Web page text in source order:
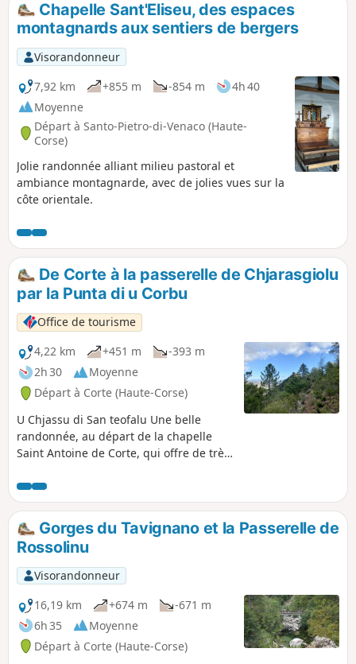
p
Chapelle Sant'Eliseu, des espaces
montagnards aux sentiers de bergers
Visorandonneur
7,92 km
+855 m -854 m
4h 40
Moyenne
Départ à Santo-Pietro-di-Venaco (Haute-
Corse)
Jolie randonnée alliant milieu pastoral et
ambiance montagnarde, avec de jolies vues sur la
côte orientale.
De Corte à la passerelle de Chjarasgiolu
par la Punta di u Corbu
Office de tourisme
4,22 km
+451 m
-393 m
2h 30
Moyenne
Départ à Corte (Haute-Corse)
U Chjassu di San teofalu Une belle
randonnée, au départ de la chapelle
Saint Antoine de Corte, qui offre de très
environs.
Gorges du Tavignano et la Passerelle de
Rossolinu
Visorandonneur
16,19 km
+674 m
-671 m
6h 35
Moyenne
Départ à Corte (Haute-Corse)